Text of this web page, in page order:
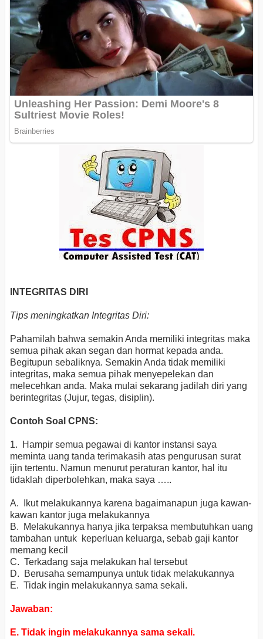
INTEGRITAS DIRI
Tips meningkatkan Integritas Diri:
Pahamilah bahwa semakin Anda memiliki integritas maka
semua pihak akan segan dan hormat kepada anda.
Begitupun sebaliknya. Semakin Anda tidak memiliki
integritas, maka semua pihak menyepelekan dan
melecehkan anda. Maka mulai sekarang jadilah diri yang
berintegritas (Jujur, tegas, disiplin).
Contoh Soal CPNS:
1. Hampir semua pegawai di kantor instansi saya
meminta uang tanda terimakasih atas pengurusan surat
ijin tertentu. Namun menurut peraturan kantor, hal itu
tidaklah diperbolehkan, maka saya …..
A. Ikut melakukannya karena bagaimanapun juga kawan-
kawan kantor juga melakukannya
B. Melakukannya hanya jika terpaksa membutuhkan uang
tambahan untuk keperluan keluarga, sebab gaji kantor
memang kecil
C. Terkadang saja melakukan hal tersebut
D. Berusaha semampunya untuk tidak melakukannya
E. Tidak ingin melakukannya sama sekali.
Jawaban:
E. Tidak ingin melakukannya sama sekali.